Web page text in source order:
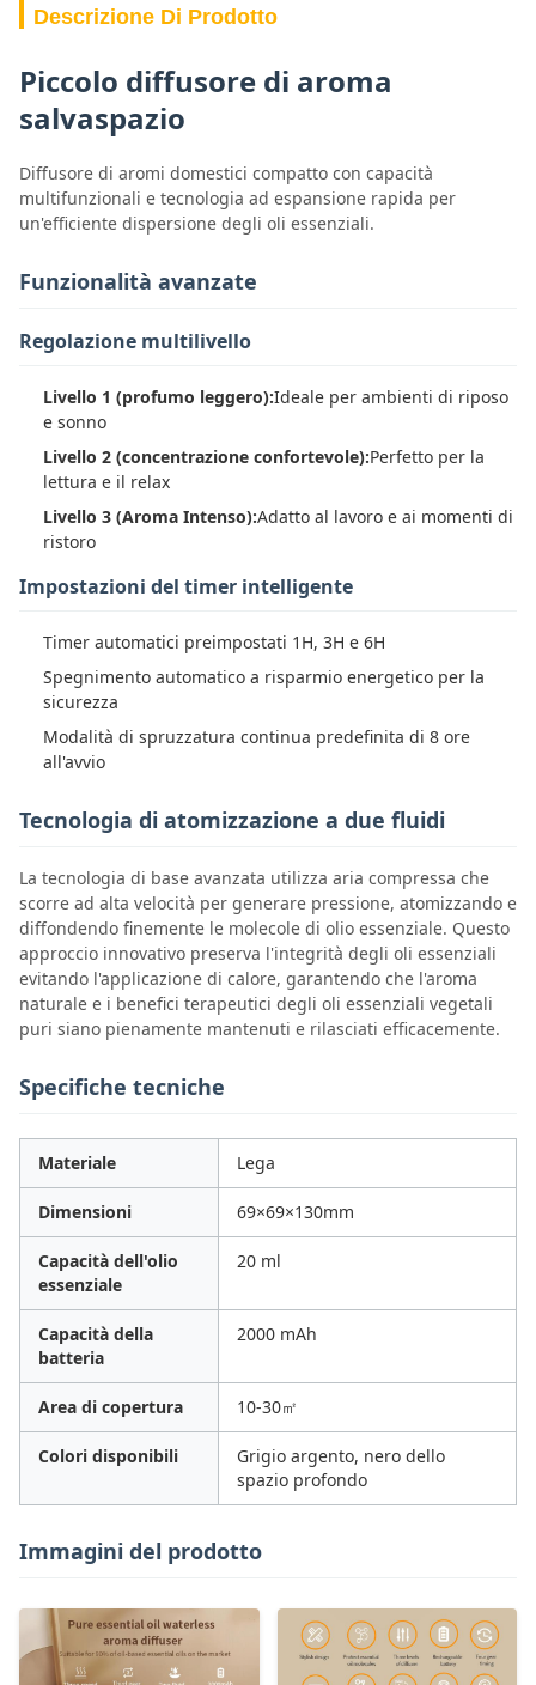
Descrizione Di Prodotto
Piccolo diffusore di aroma
salvaspazio
Diffusore di aromi domestici compatto con capacità
multifunzionali e tecnologia ad espansione rapida per
un'efficiente dispersione degli oli essenziali.
Funzionalità avanzate
Regolazione multilivello
Livello 1 (profumo leggero):Ideale per ambienti di riposo
e sonno
Livello 2 (concentrazione confortevole):Perfetto per la
lettura e il relax
Livello 3 (Aroma Intenso):Adatto al lavoro e ai momenti di
ristoro
Impostazioni del timer intelligente
Timer automatici preimpostati 1H, 3H e 6H
Spegnimento automatico a risparmio energetico per la
sicurezza
Modalità di spruzzatura continua predefinita di 8 ore
all'avvio
Tecnologia di atomizzazione a due fluidi
La tecnologia di base avanzata utilizza aria compressa che
scorre ad alta velocità per generare pressione, atomizzando e
diffondendo finemente le molecole di olio essenziale. Questo
approccio innovativo preserva l'integrità degli oli essenziali
evitando l'applicazione di calore, garantendo che l'aroma
naturale e i benefici terapeutici degli oli essenziali vegetali
puri siano pienamente mantenuti e rilasciati efficacemente.
Specifiche tecniche
Materiale Lega
Dimensioni 69×69×130mm
Capacità dell'olio
essenziale
20 ml
Capacità della
batteria
2000 mAh
Area di copertura 10-30㎡
Colori disponibili
Grigio argento, nero dello
spazio profondo
Immagini del prodotto